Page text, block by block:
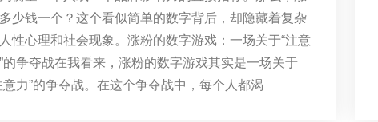
少钱一个？这个看似简单的数字背后，却隐藏着复杂
性心理和社会现象。涨粉的数字游戏：一场关于“注意
的争夺战在我看来，涨粉的数字游戏其实是一场关于
意力”的争夺战。在这个争夺战中，每个人都渴